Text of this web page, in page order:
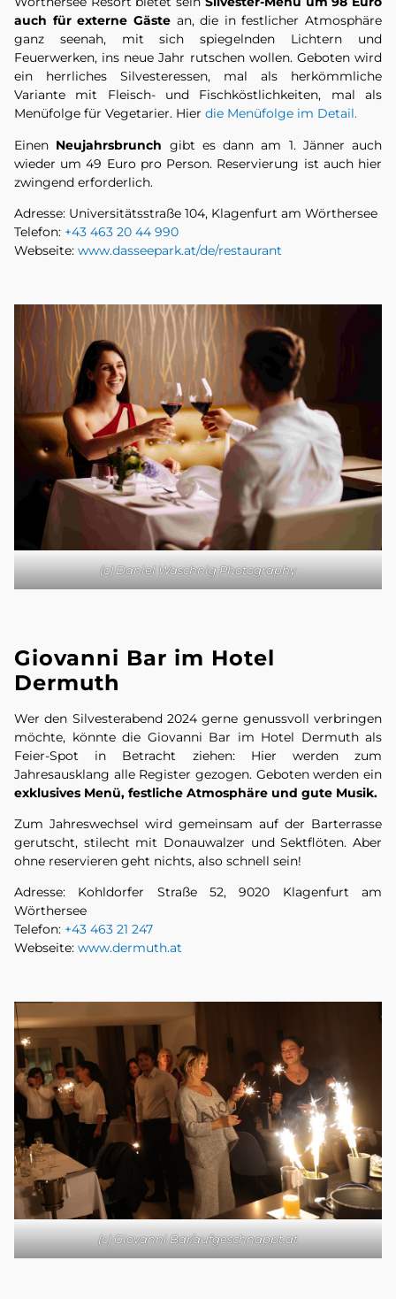
auch für externe Gäste an, die in festlicher Atmosphäre
ganz seenah, mit sich spiegelnden Lichtern und
Feuerwerken, ins neue Jahr rutschen wollen. Geboten wird
ein herrliches Silvesteressen, mal als herkömmliche
Variante mit Fleisch- und Fischköstlichkeiten, mal als
Menüfolge für Vegetarier. Hier die Menüfolge im Detail.
Einen Neujahrsbrunch gibt es dann am 1. Jänner auch
wieder um 49 Euro pro Person. Reservierung ist auch hier
zwingend erforderlich.
Adresse: Universitätsstraße 104, Klagenfurt am Wörthersee
Telefon: +43 463 20 44 990
Webseite: www.dasseepark.at/de/restaurant
(c) Daniel Waschnig Photography
Giovanni Bar im Hotel
Dermuth
Wer den Silvesterabend 2024 gerne genussvoll verbringen
möchte, könnte die Giovanni Bar im Hotel Dermuth als
Feier-Spot in Betracht ziehen: Hier werden zum
Jahresausklang alle Register gezogen. Geboten werden ein
exklusives Menü, festliche Atmosphäre und gute Musik.
Zum Jahreswechsel wird gemeinsam auf der Barterrasse
gerutscht, stilecht mit Donauwalzer und Sektflöten. Aber
ohne reservieren geht nichts, also schnell sein!
Adresse: Kohldorfer Straße 52, 9020 Klagenfurt am
Wörthersee
Telefon: +43 463 21 247
Webseite: www.dermuth.at
(c) Giovanni Bar/aufgeschnappt.at